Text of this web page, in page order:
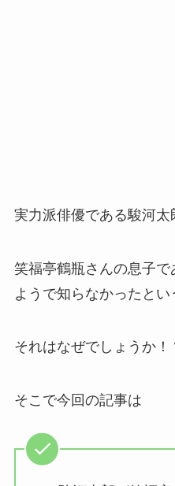
実力派俳優である駿河太
笑福亭鶴瓶さんの息子
ようで知らなかったとい
それはなぜでしょうか！
そこで今回の記事は